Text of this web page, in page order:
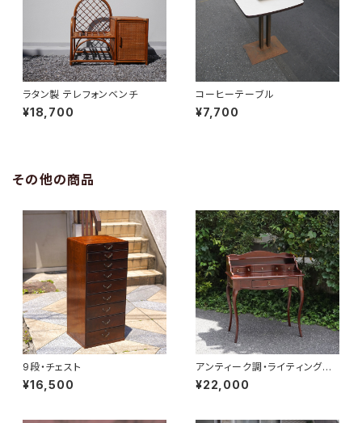
ラタン製 テレフォンベンチ
¥18,700
コーヒーテーブル
¥7,700
その他の商品
9段・チェスト
¥16,500
アンティーク調・ライティングデ
スク
¥22,000